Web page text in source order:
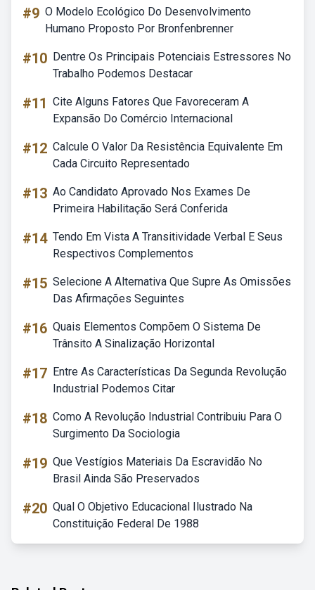
#9 O Modelo Ecológico Do Desenvolvimento
Humano Proposto Por Bronfenbrenner
#10 Dentre Os Principais Potenciais Estressores No
Trabalho Podemos Destacar
#11 Cite Alguns Fatores Que Favoreceram A
Expansão Do Comércio Internacional
#12 Calcule O Valor Da Resistência Equivalente Em
Cada Circuito Representado
#13 Ao Candidato Aprovado Nos Exames De
Primeira Habilitação Será Conferida
#14 Tendo Em Vista A Transitividade Verbal E Seus
Respectivos Complementos
#15 Selecione A Alternativa Que Supre As Omissões
Das Afirmações Seguintes
#16 Quais Elementos Compõem O Sistema De
Trânsito A Sinalização Horizontal
#17 Entre As Características Da Segunda Revolução
Industrial Podemos Citar
#18 Como A Revolução Industrial Contribuiu Para O
Surgimento Da Sociologia
#19 Que Vestígios Materiais Da Escravidão No
Brasil Ainda São Preservados
#20 Qual O Objetivo Educacional Ilustrado Na
Constituição Federal De 1988